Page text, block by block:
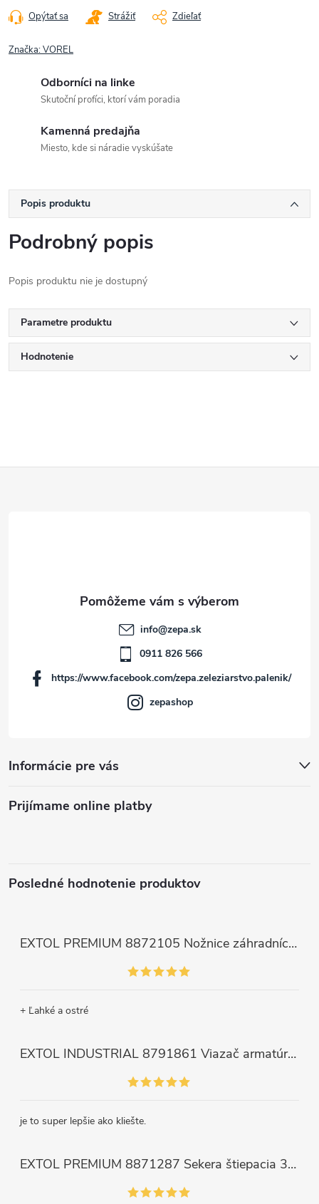
Opýtať sa Strážiť Zdieľať
Značka:VOREL
Odborníci na linke
Skutoční profíci, ktorí vám poradia
Kamenná predajňa
Miesto, kde si náradie vyskúšate
Popis produktu
Podrobný popis
Popis produktu nie je dostupný
Parametre produktu
Hodnotenie
Informácie pre vás
info@zepa.sk
0911 826 566
https://www.facebook.com/zepa.zeleziarstvo.palenik/
zepashop
Prijímame online platby
Posledné hodnotenie produktov
EXTOL PREMIUM 8872105 Nožnice záhradnícke dlhé úzke, 200mm, max. prestrih Ø6mm
+ Ľahké a ostré
EXTOL INDUSTRIAL 8791861 Viazač armatúr aku Share20V, bez aku, drôt 0,8mm, oko 8-34mm, bezuhlíkový motor
je to super lepšie ako kliešte.
EXTOL PREMIUM 8871287 Sekera štiepacia 3500g, nylónová násada 910mm